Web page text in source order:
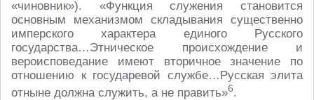
«чиновник»). «Функция служения становится
основным механизмом складывания существенно
имперского характера единого Русского
государства…Этническое происхождение и
вероисповедание имеют вторичное значение по
отношению к государевой службе…Русская элита
отныне должна служить, а не править»6.